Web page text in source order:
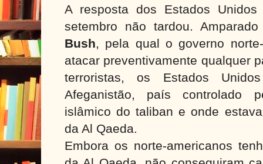
A resposta dos Estados
setembro não tardou.
Bush, pela qual o governo
atacar preventivamente qualquer
terroristas, os Estados
Afeganistão, país controlado
islâmico do taliban e onde
da Al Qaeda.
Embora os norte-americanos